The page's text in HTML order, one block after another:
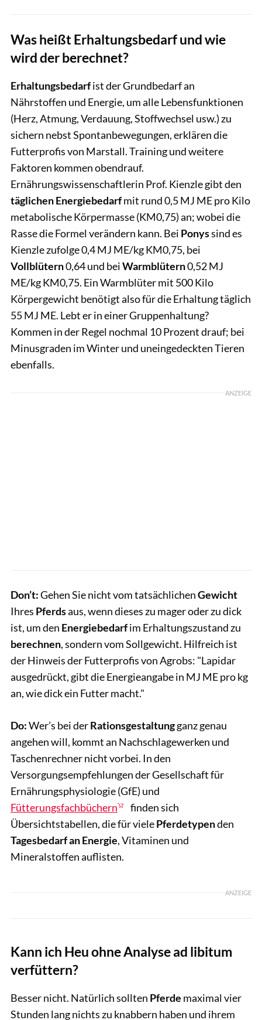
Was heißt Erhaltungsbedarf und wie
wird der berechnet?
Erhaltungsbedarfist der Grundbedarf an
Nährstoffen und Energie, um alle Lebensfunktionen
(Herz, Atmung, Verdauung, Stoffwechsel usw.) zu
sichern nebst Spontanbewegungen, erklären die
Futterprofis von Marstall. Training und weitere
Faktoren kommen obendrauf.
Ernährungswissenschaftlerin Prof. Kienzle gibt den
täglichen Energiebedarfmit rund 0,5 MJ ME pro Kilo
metabolische Körpermasse (KM0,75) an; wobei die
Rasse die Formel verändern kann. Bei Ponyssind es
Kienzle zufolge 0,4 MJ ME/kg KM0,75, bei
Vollblütern0,64 und beiWarmblütern0,52 MJ
ME/kg KM0,75. Ein Warmblüter mit 500 Kilo
Körpergewicht benötigt also für die Erhaltung täglich
55 MJ ME. Lebt er in einer Gruppenhaltung?
Kommen in der Regel nochmal 10 Prozent drauf; bei
Minusgraden im Winter und uneingedeckten Tieren
ebenfalls.
ANZEIGE
Don’t:Gehen Sie nicht vom tatsächlichenGewicht
Ihres Pferdsaus, wenn dieses zu mager oder zu dick
ist, um den Energiebedarfim Erhaltungszustand zu
berechnen, sondern vom Sollgewicht. Hilfreich ist
der Hinweis der Futterprofis von Agrobs: "Lapidar
ausgedrückt, gibt die Energieangabe in MJ ME pro kg
an, wie dick ein Futter macht."
Do:Wer’s bei derRationsgestaltungganz genau
angehen will, kommt an Nachschlagewerken und
Taschenrechner nicht vorbei. In den
Versorgungsempfehlungen der Gesellschaft für
Ernährungsphysiologie (GfE) und
Fütterungsfachbüchern
finden sich
Übersichtstabellen, die für vielePferdetypenden
Tagesbedarf an Energie, Vitaminen und
Mineralstoffen auflisten.
ANZEIGE
Kann ich Heu ohne Analyse ad libitum
verfüttern?
Besser nicht. Natürlich sollten Pferde maximal vier
Stunden lang nichts zu knabbern haben und ihrem